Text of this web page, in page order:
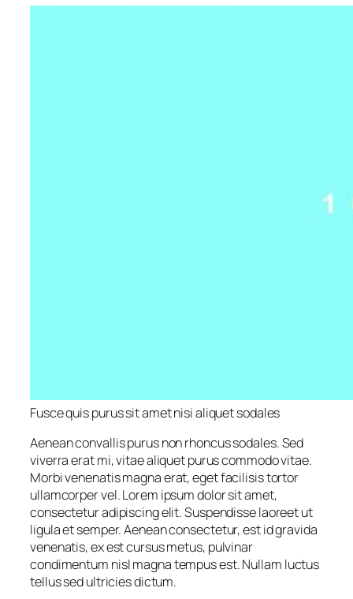
Fusce quis purus sit amet nisi aliquet sodales
Aenean convallis purus non rhoncus sodales. Sed
viverra erat mi, vitae aliquet purus commodo vitae.
Morbi venenatis magna erat, eget facilisis tortor
ullamcorper vel. Lorem ipsum dolor sit amet,
consectetur adipiscing elit. Suspendisse laoreet ut
ligula et semper. Aenean consectetur, est id gravida
venenatis, ex est cursus metus, pulvinar
condimentum nisl magna tempus est. Nullam luctus
tellus sed ultricies dictum.